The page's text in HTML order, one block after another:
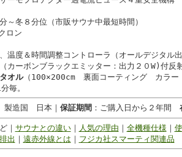
～冬８分位（市販サウナ中最短時間）
ロン
温度＆時間調整コントローラ（オールデジタル
カーボンブラックエミッター：出力２０W)付反
オル（100×200cm 裏面コーティング カラ
毎。
造国 日本｜ 保証期間 ：ご購入日から２年間
｜ サウナとの違い｜ 人気の理由 ｜ 全機種仕様 ｜
出 ｜ 遠赤外線とは ｜ フジカ社スマーティ関連品